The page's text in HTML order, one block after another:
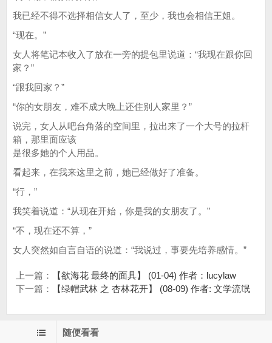
我已经不得不选择相信女人了，至少，我也会相信王姐。
“现在。”
女人将笔记本收入了放在一旁的提包里说道：“我现在跟你回
家？”
“跟我回家？”
“你的女朋友，难不成大晚上还住别人家里？”
说完，女人从吧台角落的空间里，拉出来了一个大号的拉杆
箱，那里面应该
是很多她的个人用品。
看起来，在我来这里之前，她已经做好了准备。
“行，”
我笑着说道：“从现在开始，你是我的女朋友了。”
“不，现在还不算，”
女人突然如自言自语的说道：“我说过，事要先培养感情。”
上一篇：
【欲海花 最终的面具】 (01-04) 作者：lucylaw
下一篇：
【绿帽武林 之 杏林花开】 (08-09) 作者: 文学流氓
随便看看